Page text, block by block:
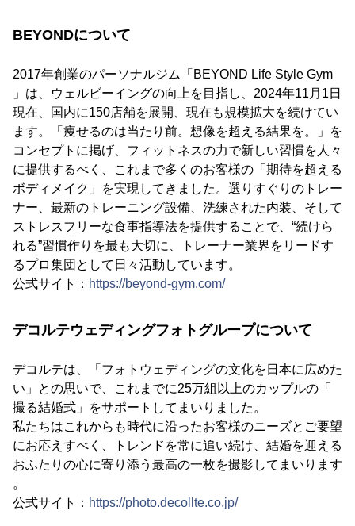
BEYONDについて
2017年創業のパーソナルジム「BEYOND Life Style Gym
」は、ウェルビーイングの向上を目指し、2024年11月1日
現在、国内に150店舗を展開、現在も規模拡大を続けてい
ます。「痩せるのは当たり前。想像を超える結果を。」を
コンセプトに掲げ、フィットネスの力で新しい習慣を人々
に提供するべく、これまで多くのお客様の「期待を超える
ボディメイク」を実現してきました。選りすぐりのトレー
ナー、最新のトレーニング設備、洗練された内装、そして
ストレスフリーな食事指導法を提供することで、“続けら
れる”習慣作りを最も大切に、トレーナー業界をリードす
るプロ集団として日々活動しています。
公式サイト： https://beyond-gym.com/
デコルテウェディングフォトグループについて
デコルテは、「フォトウェディングの文化を日本に広めた
い」との思いで、これまでに25万組以上のカップルの「
撮る結婚式」をサポートしてまいりました。
私たちはこれからも時代に沿ったお客様のニーズとご要望
にお応えすべく、トレンドを常に追い続け、結婚を迎える
おふたりの心に寄り添う最高の一枚を撮影してまいります
。
公式サイト： https://photo.decollte.co.jp/